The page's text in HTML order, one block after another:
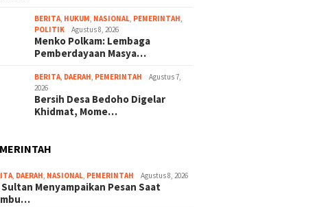
BERITA, HUKUM, NASIONAL, PEMERINTAH,
POLITIK
Agustus 8, 2026
Menko Polkam: Lembaga
Pemberdayaan Masya…
BERITA, DAERAH, PEMERINTAH
Agustus 7,
2026
Bersih Desa Bedoho Digelar
Khidmat, Mome…
, DAERAH, NASIONAL, PEMERINTAH Agustus 8, 2026
Menyampaikan Pesan Saat